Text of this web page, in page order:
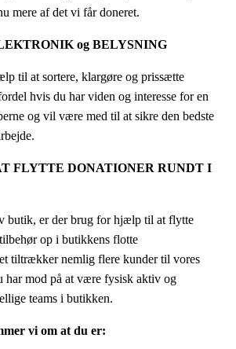
mere af det vi får doneret.
og BELYSNING
til at sortere, klargøre og prissætte
hvis du har viden og interesse for en
og vil være med til at sikre den bedste
FLYTTE DONATIONER RUNDT I
butik, er der brug for hjælp til at flytte
op i butikkens flotte
tiltrækker nemlig flere kunder til vores
har mod på at være fysisk aktiv og
teams i butikken.
vi om at du er: